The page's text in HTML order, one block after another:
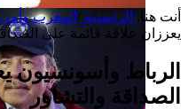
أنت هنا: الرئيسية المغرب
يعززان علاقة قائمة على
الرباط وأسونسيون
الصداقة والتشاور